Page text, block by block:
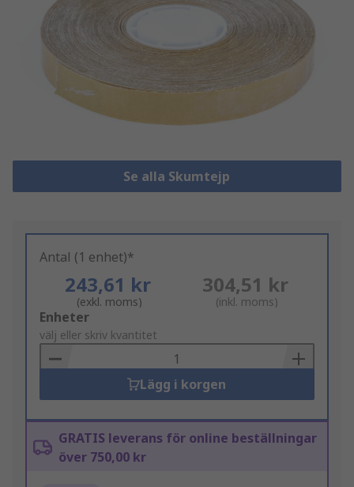
Se alla Skumtejp
Antal (1 enhet)*
243,61 kr
(exkl. moms)
304,51 kr
(inkl. moms)
Add
to
Basket
Enheter
välj eller skriv kvantitet
Lägg i korgen
GRATIS leverans för online beställningar
över 750,00 kr